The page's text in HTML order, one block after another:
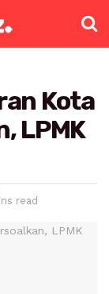
Kota
LPMK
read